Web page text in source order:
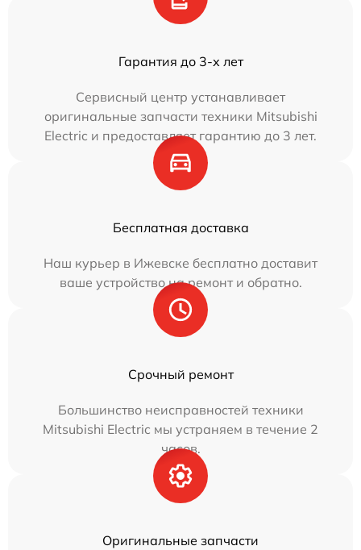
Гарантия до 3-х лет
Сервисный центр устанавливает
оригинальные запчасти техники Mitsubishi
Electric и предоставляет гарантию до 3 лет.
Бесплатная доставка
Наш курьер в Ижевске бесплатно доставит
ваше устройство на ремонт и обратно.
Срочный ремонт
Большинство неисправностей техники
Mitsubishi Electric мы устраняем в течение 2
часов.
Оригинальные запчасти